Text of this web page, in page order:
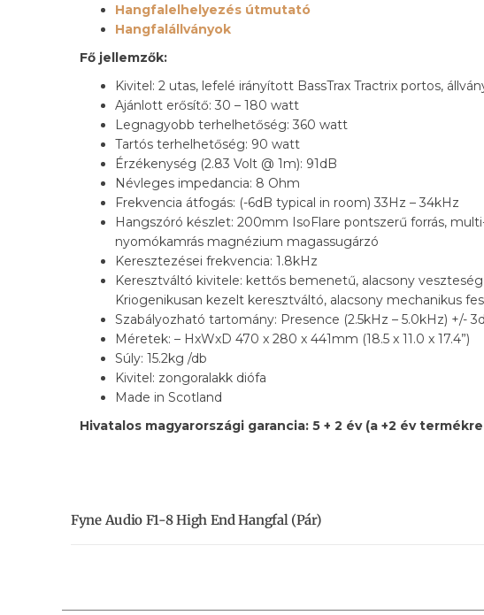
Hangfalelhelyezés útmutató
Hangfalállványok
Fő jellemzők:
Kivitel: 2 utas, lefelé irányított BassTrax Tractrix portos,
Ajánlott erősítő: 30 – 180 watt
Legnagyobb terhelhetőség: 360 watt
Tartós terhelhetőség: 90 watt
Érzékenység (2.83 Volt @ 1m): 91dB
Névleges impedancia: 8 Ohm
Frekvencia átfogás: (-6dB typical in room) 33Hz – 34kHz
Hangszóró készlet: 200mm IsoFlare pontszerű forrás,
nyomókamrás magnézium magassugárzó
Keresztezései frekvencia: 1.8kHz
Keresztváltó kivitele: kettős bemenetű, alacsony
Kriogenikusan kezelt keresztváltó, alacsony mechanikus
Szabályozható tartomány: Presence (2.5kHz – 5.0kHz) +/-
Méretek: – HxWxD 470 x 280 x 441mm (18.5 x 11.0 x 17.4”)
Súly: 15.2kg /db
Kivitel: zongoralakk diófa
Made in Scotland
Hivatalos magyarországi garancia: 5 + 2 év (a +2 év
Fyne Audio F1-8 High End Hangfal (pár)